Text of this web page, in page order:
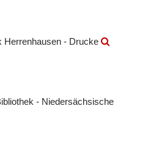
Herrenhausen - Drucke
- Niedersächsische